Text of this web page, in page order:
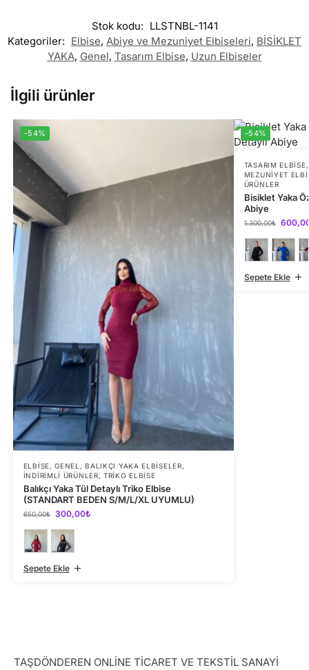
Stok kodu: LLSTNBL-1141
Kategoriler: Elbise, Abiye ve Mezuniyet Elbiseleri, BİSİKLET
YAKA, Genel, Tasarım Elbise, Uzun Elbiseler
İlgili ürünler
-54%
ELBISE,GENEL ,BALIKÇI YAKA ELBISELER,
İNDIRIMLI ÜRÜNLER,TRIKO ELBISE
Balıkçı Yaka Tül Detaylı Triko Elbise
(STANDART BEDEN S/M/L/XL UYUMLU)
650,00₺ 300,00₺
Sepete Ekle
-54%
TASARIM ELBISE
MEZUNIYET
ÜRÜNLER
Bisiklet Yaka
Abiye
1.300,00₺
Sepete Ekle
TAŞDÖNDEREN ONLİNE TİCARET VE TEKSTİL SANAYİ